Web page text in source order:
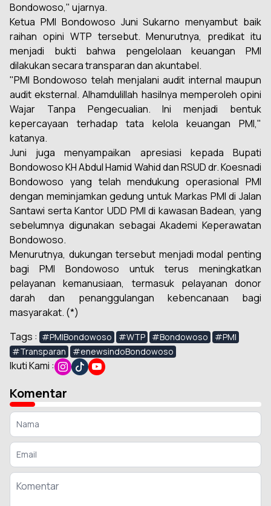
Bondowoso," ujarnya.
Ketua PMI Bondowoso Juni Sukarno menyambut baik
raihan opini WTP tersebut. Menurutnya, predikat itu
menjadi bukti bahwa pengelolaan keuangan PMI
dilakukan secara transparan dan akuntabel.
"PMI Bondowoso telah menjalani audit internal maupun
audit eksternal. Alhamdulillah hasilnya memperoleh opini
Wajar Tanpa Pengecualian. Ini menjadi bentuk
kepercayaan terhadap tata kelola keuangan PMI,"
katanya.
Juni juga menyampaikan apresiasi kepada Bupati
Bondowoso KH Abdul Hamid Wahid dan RSUD dr. Koesnadi
Bondowoso yang telah mendukung operasional PMI
dengan meminjamkan gedung untuk Markas PMI di Jalan
Santawi serta Kantor UDD PMI di kawasan Badean, yang
sebelumnya digunakan sebagai Akademi Keperawatan
Bondowoso.
Menurutnya, dukungan tersebut menjadi modal penting
bagi PMI Bondowoso untuk terus meningkatkan
pelayanan kemanusiaan, termasuk pelayanan donor
darah dan penanggulangan kebencanaan bagi
masyarakat. (*)
Tags : #PMIBondowoso #WTP #Bondowoso
#PMI
#Transparan
#enewsindoBondowoso
Ikuti Kami :
Komentar